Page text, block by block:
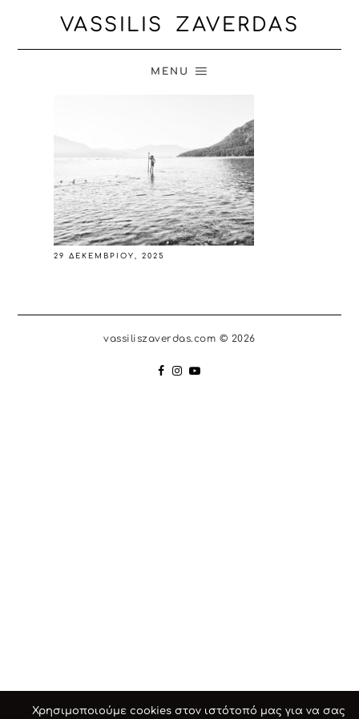
VASSILIS ZAVERDAS
MENU
29 ΔΕΚΕΜΒΡΊΟΥ, 2025
vassiliszaverdas.com © 2026
Χρησιμοποιούμε cookies στον ιστότοπό μας για να σας